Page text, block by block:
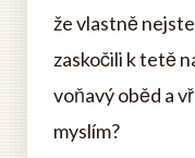
že vlastně
zaskočili k tetě
voňavý oběd a
myslím?